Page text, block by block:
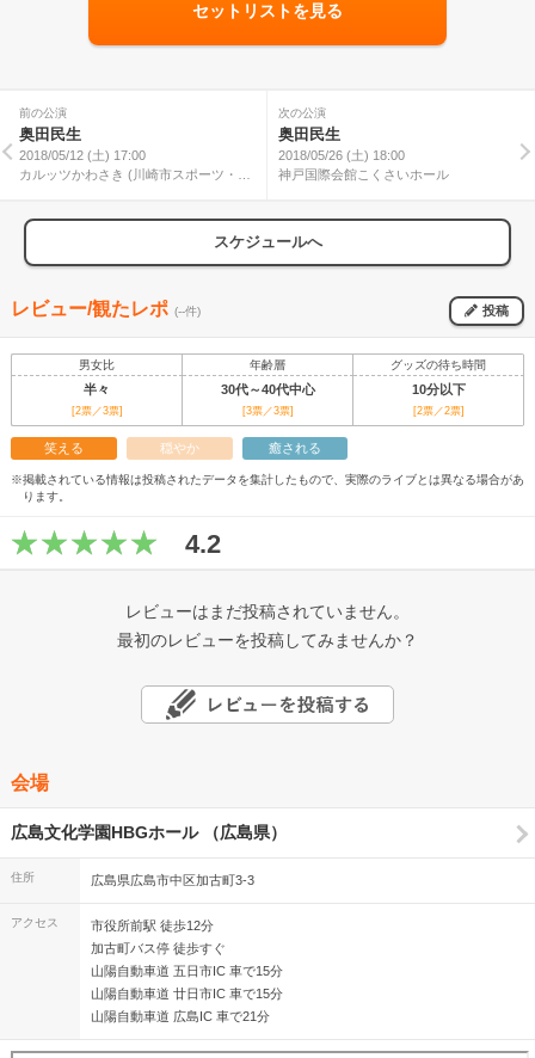
セットリストを見る
前の公演
奥田民生
2018/05/12 (土) 17:00
カルッツかわさき (川崎市スポーツ・文
次の公演
奥田民生
2018/05/26 (土) 18:00
神戸国際会館こくさいホール
スケジュールへ
レビュー/観たレポ (--件) 投稿
男女比 年齢層 グッズの待ち時間
半々 30代～40代中心 10分以下
[2票／3票] [3票／3票] [2票／2票]
笑える 穏やか 癒される
※掲載されている情報は投稿されたデータを集計したもので、実際のライブとは異なる場合があ
ります。
4.2
レビューはまだ投稿されていません。
最初のレビューを投稿してみませんか？
会場
広島文化学園HBGホール （広島県）
住所 広島県広島市中区加古町3-3
アクセス
市役所前駅 徒歩12分
加古町バス停 徒歩すぐ
山陽自動車道 五日市IC 車で15分
山陽自動車道 廿日市IC 車で15分
山陽自動車道 広島IC 車で21分